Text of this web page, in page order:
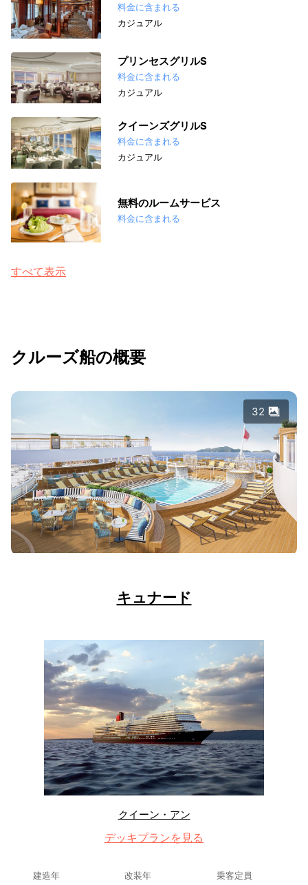
料金に含まれる
カジュアル
プリンセスグリルS
料金に含まれる
カジュアル
クイーンズグリルS
料金に含まれる
カジュアル
無料のルームサービス
料金に含まれる
すべて表示
クルーズ船の概要
32
キュナード
クイーン・アン
デッキプランを見る
建造年 改装年 乗客定員